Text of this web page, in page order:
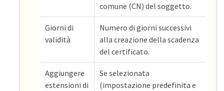
comune (CN) del soggetto.
Giorni di
validità
Numero di giorni successivi
alla creazione della scadenza
del certificato.
Aggiungere
estensioni di
Se selezionata
(impostazione predefinita e